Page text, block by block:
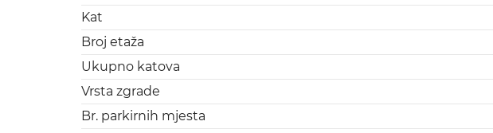
Kat
Broj etaža
Ukupno katova
Vrsta zgrade
Br. parkirnih mjesta